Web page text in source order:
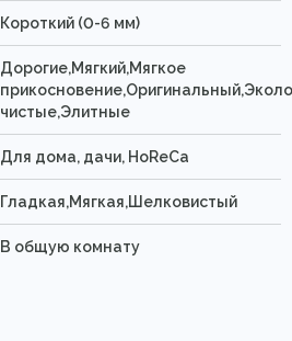
Короткий (0-6 мм)
Дорогие,Мягкий,Мягкое
чистые,Элитные
Для дома, дачи, HoReCa
Гладкая,Мягкая,Шелковистый
В общую комнату